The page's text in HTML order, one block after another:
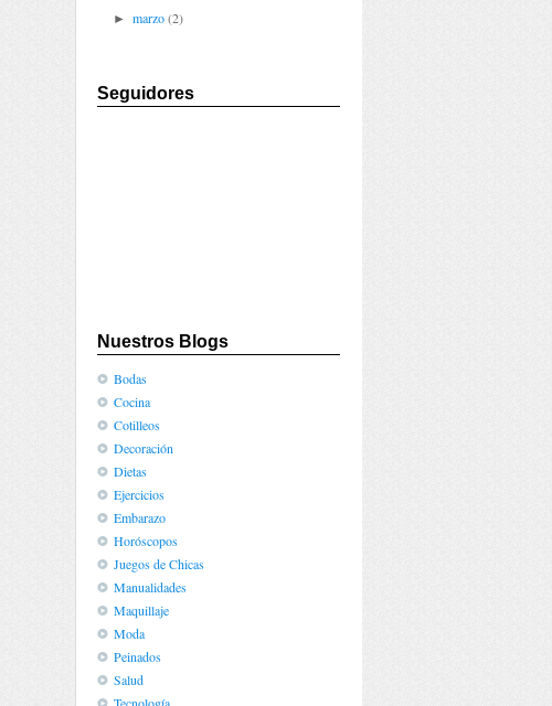
►marzo (2)
Seguidores
Nuestros Blogs
Bodas
Cocina
Cotilleos
Decoración
Dietas
Ejercicios
Embarazo
Horóscopos
Juegos de Chicas
Manualidades
Maquillaje
Moda
Peinados
Salud